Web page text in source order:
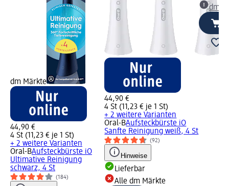
dm Märkte
44,90 €
4 St (11,23 € je 1 St)
+ 2 weitere Varianten
Oral-BAufsteckbürste iO
Ultimative Reinigung
schwarz, 4 St
(184)
44,90 €
4 St (11,23 € je 1 St)
+ 2 weitere Varianten
Oral-BAufsteckbürste iO
Sanfte Reinigung weiß, 4 St
(92)
Hinweise
Lieferbar
Alle dm Märkte
dm